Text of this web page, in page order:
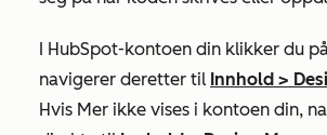
I HubSpot-kontoen din klikker du
navigerer deretter til Innhold >
Hvis Mer ikke vises i kontoen din,